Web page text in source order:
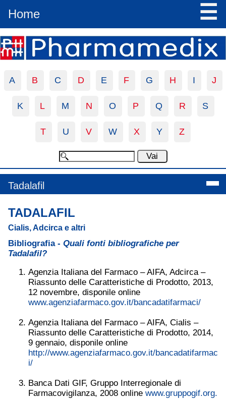
Home ☰
A B C D E F G H I J
K L M N O P Q R S
T U V W X Y Z
Tadalafil
TADALAFIL
Cialis, Adcirca e altri
Bibliografia - Quali fonti bibliografiche per
Tadalafil?
Agenzia Italiana del Farmaco – AIFA, Adcirca –
Riassunto delle Caratteristiche di Prodotto, 2013,
12 novembre, disponile online
www.agenziafarmaco.gov.it/bancadatifarmaci/
Agenzia Italiana del Farmaco – AIFA, Cialis –
Riassunto delle Caratteristiche di Prodotto, 2014,
9 gennaio, disponile online
http://www.agenziafarmaco.gov.it/bancadatifarmac
i/
Banca Dati GIF, Gruppo Interregionale di
Farmacovigilanza, 2008 online www.gruppogif.org.